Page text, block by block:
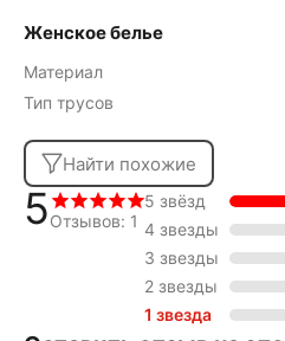
Женское белье
Материал
Тип трусов
Найти похожие
5Отзывов: 1
5 звёзд
4 звезды
3 звезды
2 звезды
1 звезда